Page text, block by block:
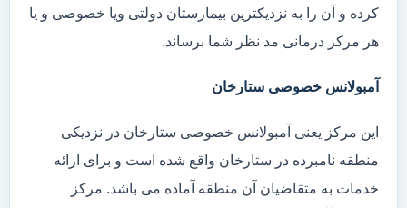
کرده و آن را به نزدیکترین بیمارستان دولتی ویا خصوصی و یا
هر مرکز درمانی مد نظر شما برساند.
آمبولانس خصوصی ستارخان
این مرکز یعنی آمبولانس خصوصی ستارخان در نزدیکی
منطقه نامبرده در ستارخان واقع شده است و برای ارائه
خدمات به متقاضیان آن منطقه آماده می باشد. مرکز